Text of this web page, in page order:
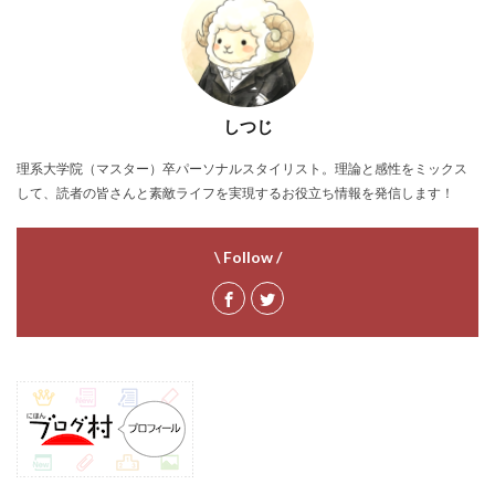
しつじ
理系大学院（マスター）卒パーソナルスタイリスト。理論と感性をミックス
して、読者の皆さんと素敵ライフを実現するお役立ち情報を発信します！
\ Follow /